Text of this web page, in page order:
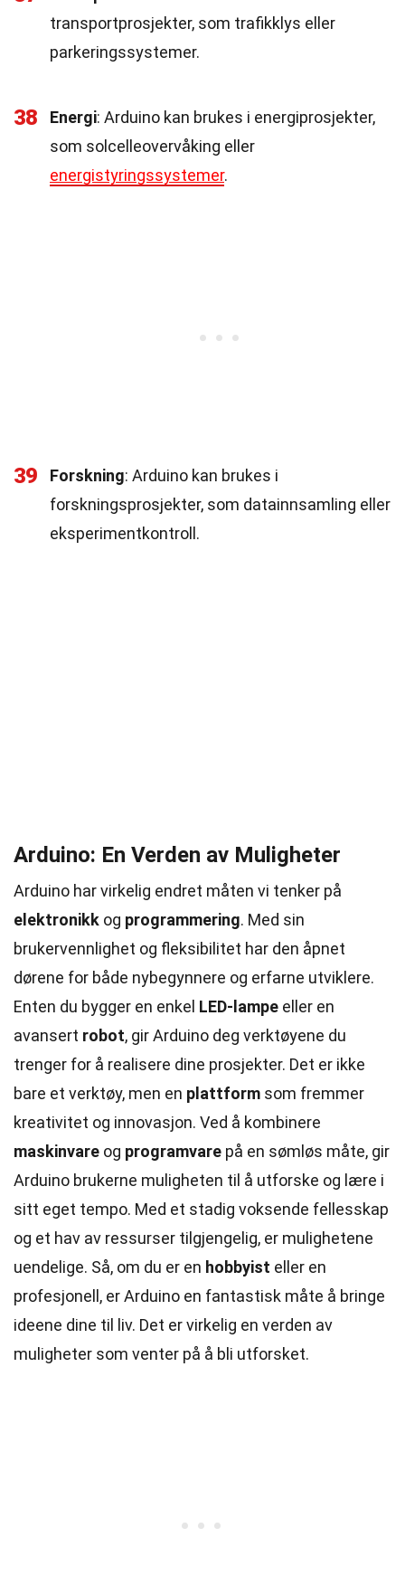
transportprosjekter, som trafikklys eller
parkeringssystemer.
38 Energi: Arduino kan brukes i energiprosjekter,
som solcelleovervåking eller
energistyringssystemer.
39 Forskning: Arduino kan brukes i
forskningsprosjekter, som datainnsamling eller
eksperimentkontroll.
Arduino: En Verden av Muligheter
Arduino har virkelig endret måten vi tenker på
elektronikk og programmering. Med sin
brukervennlighet og fleksibilitet har den åpnet
dørene for både nybegynnere og erfarne utviklere.
Enten du bygger en enkel LED-lampe eller en
avansert robot, gir Arduino deg verktøyene du
trenger for å realisere dine prosjekter. Det er ikke
bare et verktøy, men en plattform som fremmer
kreativitet og innovasjon. Ved å kombinere
maskinvare og programvare på en sømløs måte, gir
Arduino brukerne muligheten til å utforske og lære i
sitt eget tempo. Med et stadig voksende fellesskap
og et hav av ressurser tilgjengelig, er mulighetene
uendelige. Så, om du er en hobbyist eller en
profesjonell, er Arduino en fantastisk måte å bringe
ideene dine til liv. Det er virkelig en verden av
muligheter som venter på å bli utforsket.